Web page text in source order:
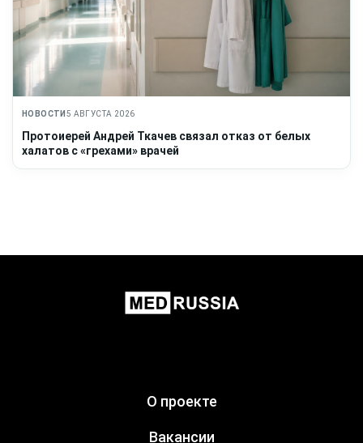
НОВОСТИ 5 АВГУСТА 2026
Протоиерей Андрей Ткачев связал отказ от белых
халатов с «грехами» врачей
О проекте
Вакансии